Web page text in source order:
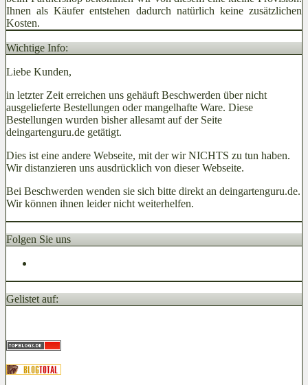
Ihnen als Käufer entstehen dadurch natürlich keine zusätzlichen
Kosten.
Wichtige Info:
Liebe Kunden,
in letzter Zeit erreichen uns gehäuft Beschwerden über nicht
ausgelieferte Bestellungen oder mangelhafte Ware. Diese
Bestellungen wurden bisher allesamt auf der Seite
deingartenguru.de getätigt.
Dies ist eine andere Webseite, mit der wir NICHTS zu tun haben.
Wir distanzieren uns ausdrücklich von dieser Webseite.
Bei Beschwerden wenden sie sich bitte direkt an deingartenguru.de.
Wir können ihnen leider nicht weiterhelfen.
Folgen Sie uns
Gelistet auf: